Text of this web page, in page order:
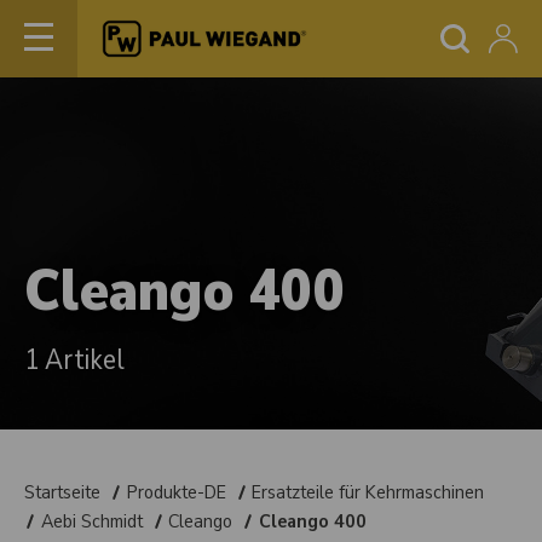
Cleango 400
1 Artikel
Startseite Produkte-DE
Ersatzteile für Kehrmaschinen
Aebi Schmidt
Cleango Cleango 400